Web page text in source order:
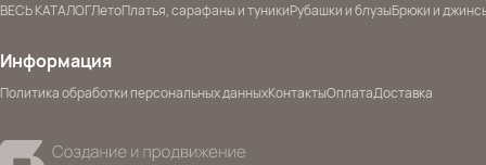
ВЕСЬ КАТАЛОГЛетоПлатья, сарафаны и туникиРубашки и блузыБрюки и
Информация
Политика обработки персональных данныхКонтактыОплатаДоставка